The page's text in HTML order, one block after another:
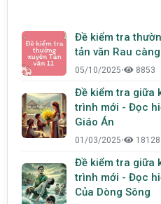
Đề kiểm tra
tản văn Rau
05/10/2025• 8853
Đề kiểm tra giữa
trình mới - Đọc
Giáo Án
01/03/2025• 18128
Đề kiểm tra giữa
trình mới - Đọc
Của Dòng Sông